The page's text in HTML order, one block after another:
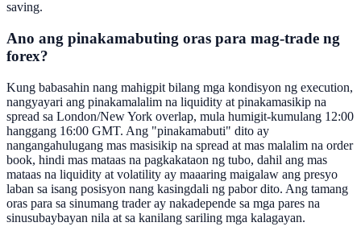
saving.
Ano ang pinakamabuting oras para mag-trade ng
forex?
Kung babasahin nang mahigpit bilang mga kondisyon ng execution,
nangyayari ang pinakamalalim na liquidity at pinakamasikip na
spread sa London/New York overlap, mula humigit-kumulang 12:00
hanggang 16:00 GMT. Ang "pinakamabuti" dito ay
nangangahulugang mas masisikip na spread at mas malalim na order
book, hindi mas mataas na pagkakataon ng tubo, dahil ang mas
mataas na liquidity at volatility ay maaaring maigalaw ang presyo
laban sa isang posisyon nang kasingdali ng pabor dito. Ang tamang
oras para sa sinumang trader ay nakadepende sa mga pares na
sinusubaybayan nila at sa kanilang sariling mga kalagayan.